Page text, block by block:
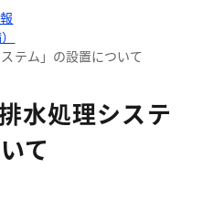
テム」の設置について
水処理システ
て